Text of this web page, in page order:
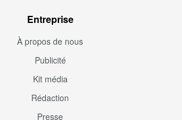
Entreprise
À propos de nous
Publicité
Kit média
Rédaction
Presse